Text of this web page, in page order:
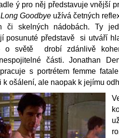
ý pro něj představuje vnější
Goodbye užívá četných
či skelných nádobách. Ty
posunuté představě si utváří
o světě drobí zdánlivě
části. Jonathan
pracuje s portrétem femme
k ošálení, ale naopak k jejímu